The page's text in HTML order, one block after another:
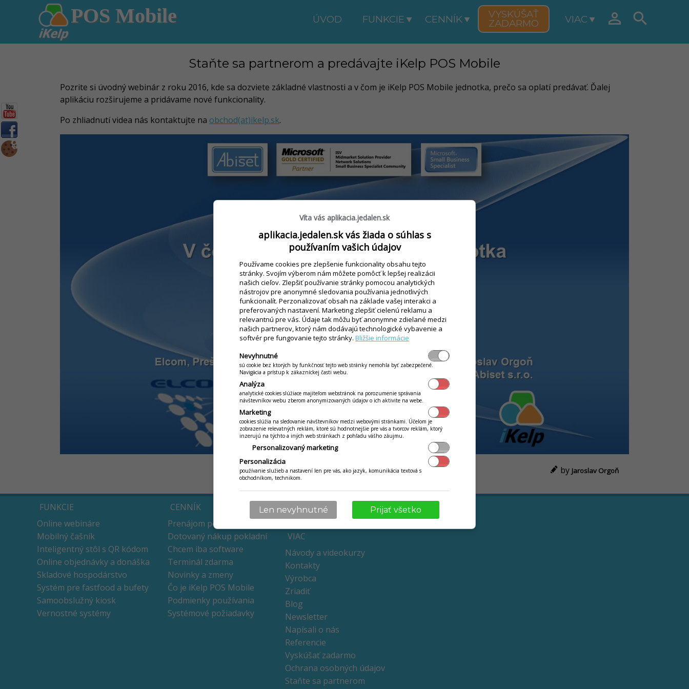
POS Mobile ÚVOD FUNKCIE CENNÍK VYSKÚŠAŤ
ZADARMO VIAC  
Staňte sa partnerom a predávajte iKelp POS Mobile
Pozrite si úvodný webinár z roku 2016, kde sa dozviete základné vlastnosti a v čom je iKelp POS Mobile jednotka, prečo sa oplatí predávať. Ďalej
aplikáciu rozširujeme a pridávame nové funkcionality.
Po zhliadnutí videa nás kontaktujte na obchod(at)ikelp.sk.
by Jaroslav Orgoň
FUNKCIE
Online webináre
Mobilný čašník
Inteligentný stôl s QR kódom
Online objednávky a donáška
Skladové hospodárstvo
Systém pre fastfood a bufety
Samoobslužný kiosk
Vernostné systémy
CENNÍK
Prenájom pokladní
Dotovaný nákup pokladní
Chcem iba software
Terminál zdarma
Novinky a zmeny
Čo je iKelp POS Mobile
Podmienky používania
Systémové požiadavky
VYSKÚŠAŤ ZADARMO
VIAC
Návody a videokurzy
Kontakty
Výrobca
Zriadiť
Blog
Newsletter
Napísali o nás
Referencie
Vyskúšať zadarmo
Ochrana osobných údajov
Staňte sa partnerom
Víta vás aplikacia.jedalen.sk
aplikacia.jedalen.sk vás žiada o súhlas s
používaním vašich údajov
Používame cookies pre zlepšenie funkcionality obsahu tejto
stránky. Svojím výberom nám môžete pomôcť k lepšej realizácii
našich cieľov. Zlepšiť používanie stránky pomocou analytických
nástrojov pre anonymné sledovania používania jednotlivých
funkcionalít. Perzonalizovať obsah na základe vašej interakci a
preferovaných nastavení. Marketing zlepšiť cielenú reklamu a
relevantnú pre vás. Údaje tak môžu byť anonymne zdielané medzi
našich partnerov, ktorý nám dodávajú technologické vybavenie a
softvér pre fungovanie tejto stránky. Bližšie informácie
Nevyhnutné
sú cookie bez ktorých by funkčnosť tejto web stránky nemohla byť zabezpečené.
Navigácia a prístup k zákazníckej časti webu.
Analýza
analytické cookies slúžiace majiteľom webstránok na porozumenie správania
návštevníkov webu zberom anonymizovaných údajov o ich aktivite na webe.
Marketing
cookies slúžia na sledovanie návštevníkov medzi webovými stránkami. Účelom je
zobrazenie relevatných reklám, ktoré sú hodnotnejšie pre vás a tvorcov reklám, ktorý
inzerujú na týchto a iných web stránkach z pohľadu vášho záujmu.
Personalizovaný marketing
Personalizácia
používanie služieb a nastavení len pre vás, ako jazyk, komunikácia textová s
obchodníkom, technikom.
Len nevyhnutné Prijať všetko